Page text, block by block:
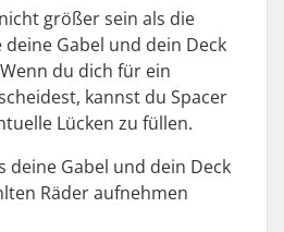
größer sein als die
Gabel und dein Deck
du dich für ein
kannst du Spacer
Lücken zu füllen.
deine Gabel und dein Deck
Räder aufnehmen